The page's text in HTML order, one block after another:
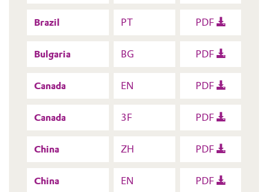
Brazil PT PDF
Bulgaria BG PDF
Canada EN PDF
Canada 3F PDF
China ZH PDF
China EN PDF